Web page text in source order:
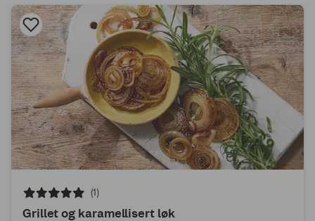
(1)
Grillet og karamellisert løk